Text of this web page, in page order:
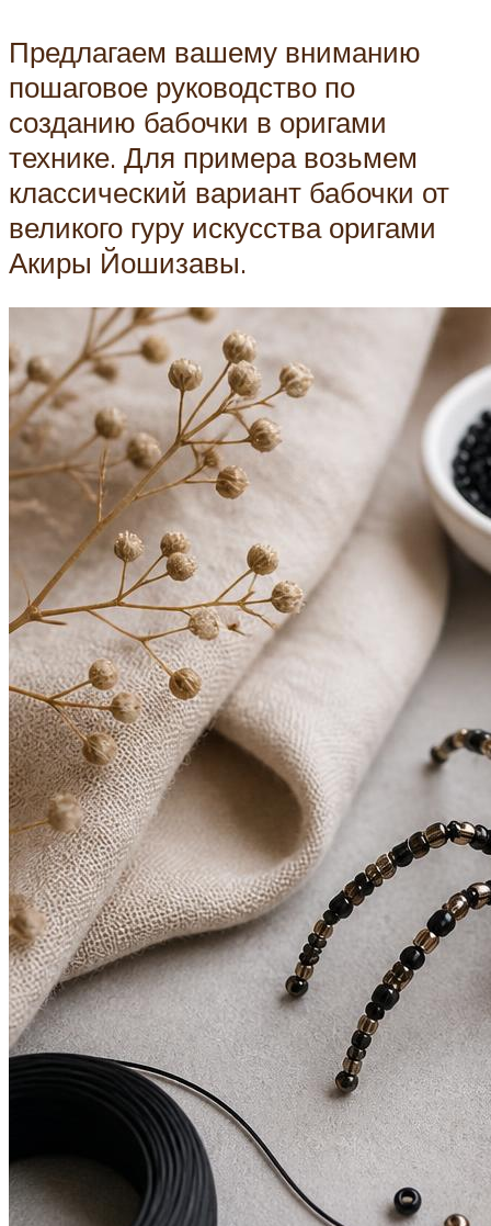
Предлагаем вашему вниманию
пошаговое руководство по
созданию бабочки в оригами
технике. Для примера возьмем
классический вариант бабочки от
великого гуру искусства оригами
Акиры Йошизавы.